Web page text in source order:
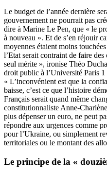
Le budget de l’année dernière
gouvernement ne pourrait pas
dire à Marine Le Pen, que « le
à nouveau ». Et de s’en réjouir
moyennes étaient moins
l’Etat serait contraint de faire
seul mérite », ironise Théo
droit public à l’Université Paris 1
« L’inconvénient est que la
baisse, c’est ce que l’histoire
Français serait quand même
constitutionnaliste Anne-
plus dépenser un euro, ne peut
répondre aux urgences comme
pour l’Ukraine, ou simplement
territoriales ou le montant des
Le principe de la «